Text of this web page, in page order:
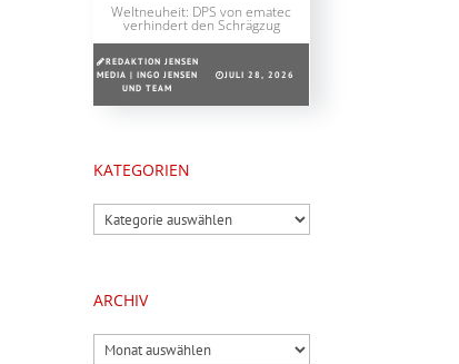
Weltneuheit: DPS von ematec
verhindert den Schrägzug
REDAKTION JENSEN
MEDIA | INGO JENSEN
UND TEAM
JULI 28, 2026
KATEGORIEN
Kategorien
ARCHIV
Archiv